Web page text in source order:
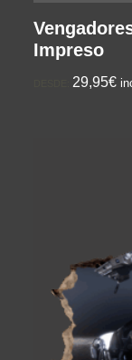
Impreso
29,95€